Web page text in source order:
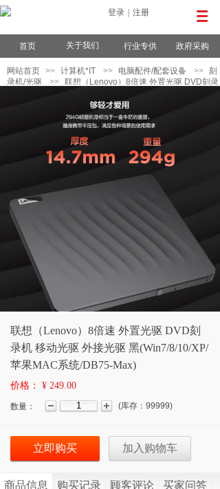
登录 注册
首页 关于我们 行业专供 政府采购
网站首页 >> 计算机*IT >> 电脑配件/配套设备 >> 刻
录机/光驱
>> 联想（Lenovo）8倍速 外置光驱 DVD刻录
联想（Lenovo）8倍速 外置光驱 DVD刻
录机 移动光驱 外接光驱 黑(Win7/8/10/XP/
苹果MAC系统/DB75-Max)
价格： ¥ 249.00
数量： (库存： 99999)
立即购买 加入购物车
商品信息 购买记录 顾客评论 买家问答